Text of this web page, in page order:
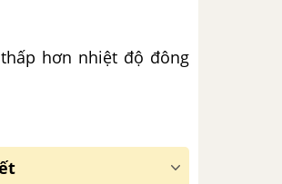
hơn nhiệt độ đông